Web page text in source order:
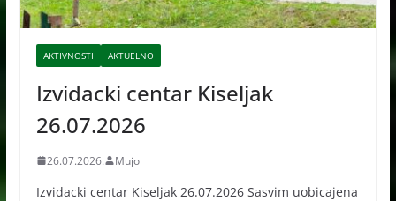
AKTIVNOSTI AKTUELNO
Izvidacki centar Kiseljak
26.07.2026
26.07.2026. Mujo
Izvidacki centar Kiseljak 26.07.2026 Sasvim uobicajena